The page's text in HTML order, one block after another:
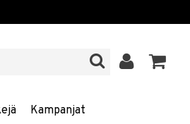
Kampanjat